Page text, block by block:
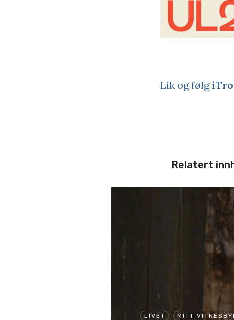
Lik og følgiTro
Relatert
LIVET MITT